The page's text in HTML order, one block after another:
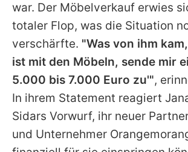
war. Der Möbelverkauf erwies
totaler Flop, was die Situation
verschärfte. "Was von ihm
ist mit den Möbeln, sende mir
5.000 bis 7.000 Euro zu'",
In ihrem Statement reagiert
Sidars Vorwurf, ihr neuer
und Unternehmer